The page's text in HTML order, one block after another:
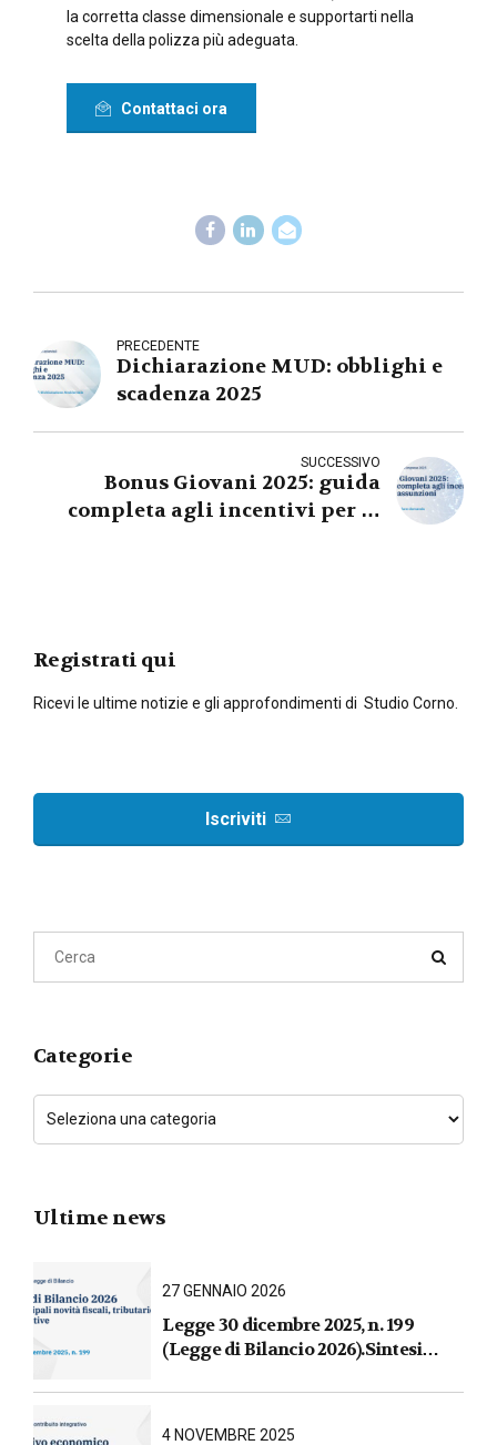
la corretta classe dimensionale e supportarti nella
scelta della polizza più adeguata.
Contattaci ora
PRECEDENTE
Dichiarazione MUD: obblighi e
scadenza 2025
SUCCESSIVO
Bonus Giovani 2025: guida
completa agli incentivi per le
Registrati qui
Ricevi le ultime notizie e gli approfondimenti di Studio Corno.
Iscriviti
Categorie
Ultime news
27 GENNAIO 2026
Legge 30 dicembre 2025, n. 199
(Legge di Bilancio 2026).Sintesi
fiscali, tributarie, contributive e per
4 NOVEMBRE 2025